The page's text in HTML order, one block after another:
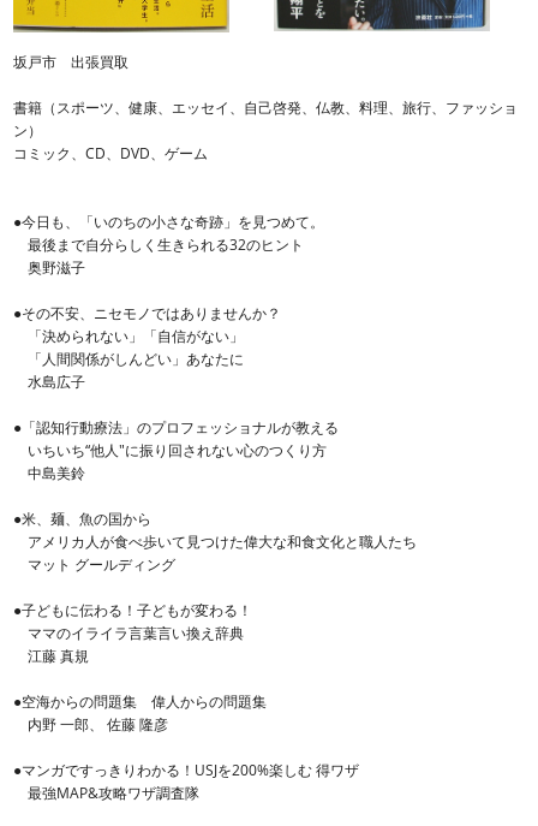
坂戸市 出張買取
書籍（スポーツ、健康、エッセイ、自己啓発、仏教、料理、旅行、ファッショ
ン）
コミック、CD、DVD、ゲーム
●今日も、「いのちの小さな奇跡」を見つめて。
最後まで自分らしく生きられる32のヒント
奥野滋子
●その不安、ニセモノではありませんか？
「決められない」「自信がない」
「人間関係がしんどい」あなたに
水島広子
●「認知行動療法」のプロフェッショナルが教える
いちいち“他人"に振り回されない心のつくり方
中島美鈴
●米、麺、魚の国から
アメリカ人が食べ歩いて見つけた偉大な和食文化と職人たち
マット グールディング
●子どもに伝わる！子どもが変わる！
ママのイライラ言葉言い換え辞典
江藤 真規
●空海からの問題集 偉人からの問題集
内野 一郎、 佐藤 隆彦
●マンガですっきりわかる！USJを200%楽しむ 得ワザ
最強MAP&攻略ワザ調査隊